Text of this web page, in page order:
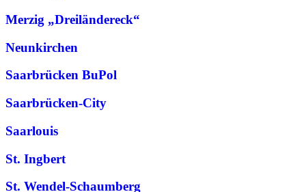
Merzig „Dreiländereck“
Neunkirchen
Saarbrücken BuPol
Saarbrücken-City
Saarlouis
St. Ingbert
St. Wendel-Schaumberg